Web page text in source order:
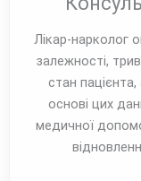
Лікар-нарколог
залежності,
стан
основі цих
медичної